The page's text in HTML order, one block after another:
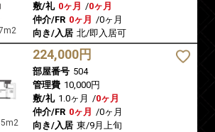
敷/礼 0ヶ月 /0ヶ月
仲介/FR 0ヶ月 /0ヶ月
向き/入居 北/即入居可
224,000円
部屋番号 504
管理費 10,000円
敷/礼 1.0ヶ月 /0ヶ月
仲介/FR 0ヶ月 /0ヶ月
向き/入居 東/9月上旬